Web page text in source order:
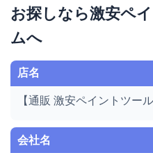
お探しなら激安ペ
ムへ
店名
【通販 激安ペイントツー
会社名